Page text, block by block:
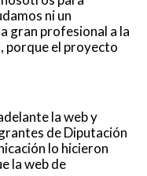
ni un
gran profesional a la
porque el proyecto
la web y
de Diputación
lo hicieron
la web de